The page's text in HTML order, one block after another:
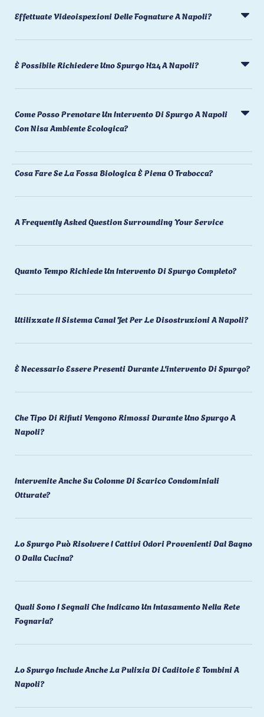
Effettuate Videoispezioni Delle Fognature A Napoli?
È Possibile Richiedere Uno Spurgo H24 A Napoli?
Come Posso Prenotare Un Intervento Di Spurgo A Napoli
Con Nisa Ambiente Ecologica?
Cosa Fare Se La Fossa Biologica È Piena O Trabocca?
A Frequently Asked Question Surrounding Your Service
Quanto Tempo Richiede Un Intervento Di Spurgo Completo?
Utilizzate Il Sistema Canal Jet Per Le Disostruzioni A Napoli?
È Necessario Essere Presenti Durante L'intervento Di Spurgo?
Che Tipo Di Rifiuti Vengono Rimossi Durante Uno Spurgo A
Napoli?
Intervenite Anche Su Colonne Di Scarico Condominiali
Otturate?
Lo Spurgo Può Risolvere I Cattivi Odori Provenienti Dal Bagno
O Dalla Cucina?
Quali Sono I Segnali Che Indicano Un Intasamento Nella Rete
Fognaria?
Lo Spurgo Include Anche La Pulizia Di Caditoie E Tombini A
Napoli?